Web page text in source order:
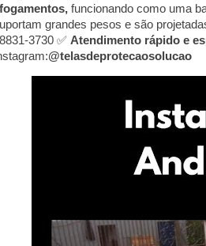
funcionando como uma
grandes pesos e são
3730 ✅ Atendimento rápido e
@telasdeprotecaosolucao